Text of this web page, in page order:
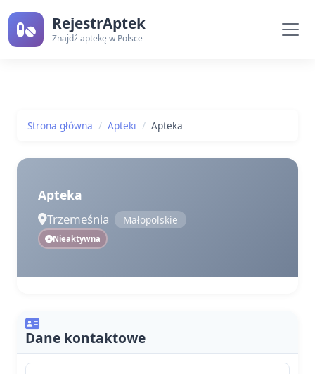
RejestrAptek
Znajdź aptekę w Polsce
Strona główna Apteki Apteka
Apteka
Trzemeśnia Małopolskie
Nieaktywna
Dane kontaktowe